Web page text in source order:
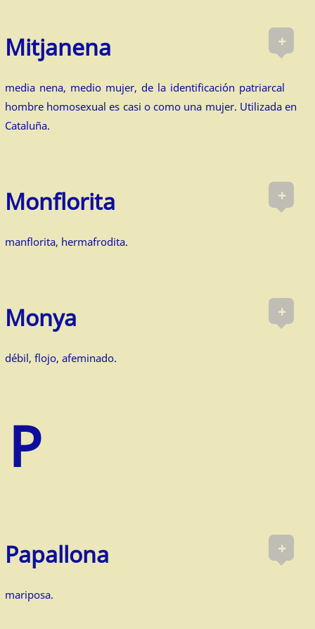
+
Mitjanena
media nena, medio mujer, de la identificación patriarcal
hombre homosexual es casi o como una mujer. Utilizada en
Cataluña.
+
Monflorita
manflorita, hermafrodita.
+
Monya
débil, flojo, afeminado.
+
Papallona
mariposa.